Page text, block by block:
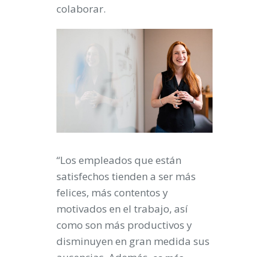
colaborar.
“Los empleados que están
satisfechos tienden a ser más
felices, más contentos y
motivados en el trabajo, así
como son más productivos y
disminuyen en gran medida sus